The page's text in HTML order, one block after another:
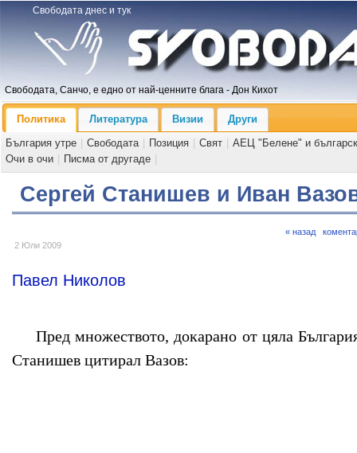
Свободата днес и тук
Свободата, Санчо, е едно от най-ценните блага - Дон Кихот
Политика Литература Визии
Други
България утре
Свободата Позиция Свят
АЕЦ "Белене" и
Очи в очи
Писма от другаде
Сергей Станишев и Иван
2 Юли 2009
« назад
Павел Николов
Пред множеството, докарано от цяла
Станишев цитирал Вазов: